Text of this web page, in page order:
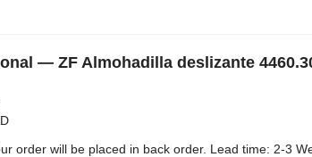
— ZF Almohadilla deslizante
order will be placed in back order. Lead time: 2-3